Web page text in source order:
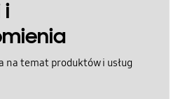
i
na temat produktów i usług